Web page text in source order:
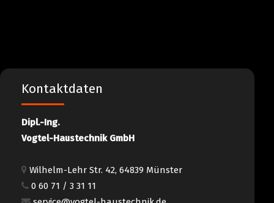
Kontaktdaten
Dipl.-Ing.
Vogtel-Haustechnik GmbH
Wilhelm-Lehr Str. 42, 64839 Münster
0 60 71 / 3 31 11